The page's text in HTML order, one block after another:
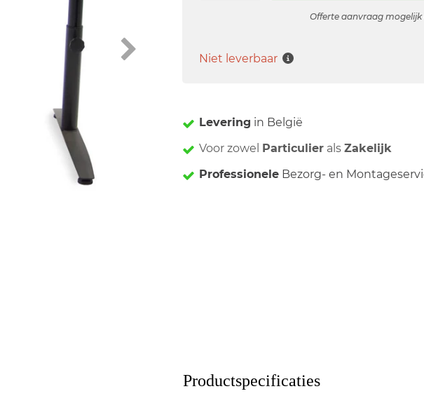
Offerte aanvraag
Niet leverbaar
Levering in België
Voor zowel Particulier alsZakelijk
Professionele Bezorg- en
Productspecificaties